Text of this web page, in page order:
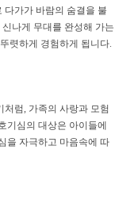
다가가 바람의 숨결을 불
나게 무대를 완성해 가는
렷하게 경험하게 됩니다.
처럼, 가족의 사랑과 모험
기심의 대상은 아이들에
을 자극하고 마음속에 따